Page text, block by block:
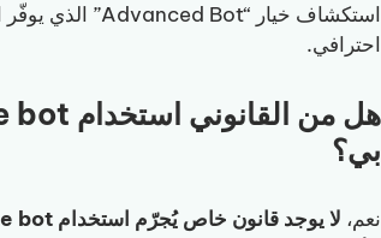
احترافي.
بي؟
نعم، لا يوجد قانون خاص يُجرّم استخدام volume bot على منصة Bags.fm